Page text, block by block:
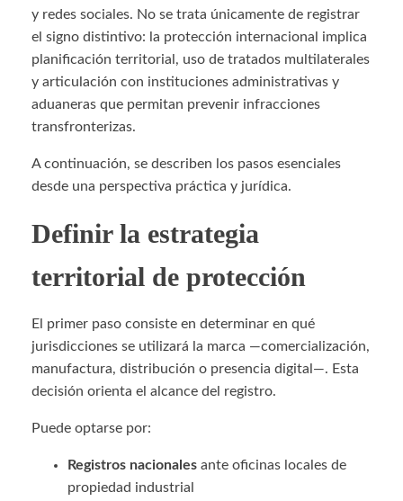
y redes sociales. No se trata únicamente de registrar
el signo distintivo: la protección internacional implica
planificación territorial, uso de tratados multilaterales
y articulación con instituciones administrativas y
aduaneras que permitan prevenir infracciones
transfronterizas.
A continuación, se describen los pasos esenciales
desde una perspectiva práctica y jurídica.
Definir la estrategia
territorial de protección
El primer paso consiste en determinar en qué
jurisdicciones se utilizará la marca —comercialización,
manufactura, distribución o presencia digital—. Esta
decisión orienta el alcance del registro.
Puede optarse por:
Registros nacionales ante oficinas locales de
propiedad industrial